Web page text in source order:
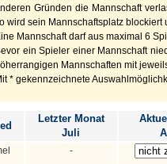
Gründen die Mannschaft
wird sein Mannschaftsplatz
Mannschaft darf aus maximal 6
ein Spieler einer Mannschaft
Mannschaften mit
* gekennzeichnete
Letzter Monat
Juli
-